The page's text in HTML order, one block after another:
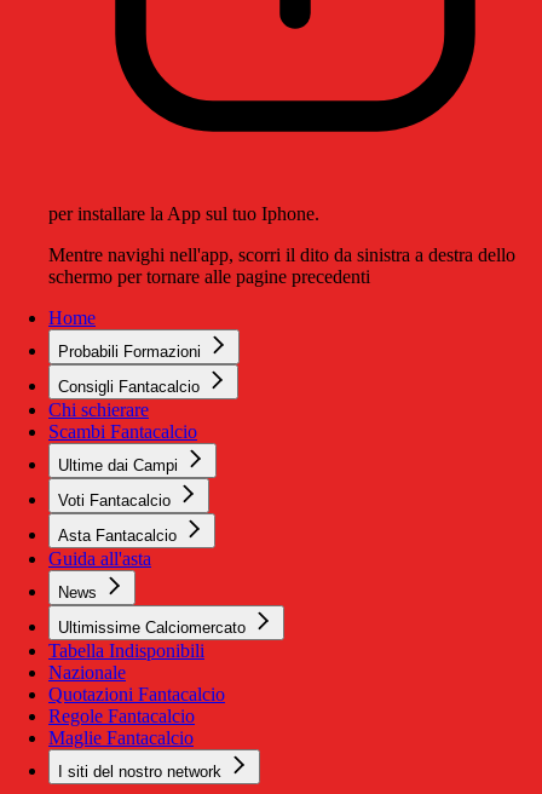
per installare la App sul tuo Iphone.
Mentre navighi nell'app, scorri il dito da sinistra a destra dello
schermo per tornare alle pagine precedenti
Home
Probabili Formazioni
Consigli Fantacalcio
Chi schierare
Scambi Fantacalcio
Ultime dai Campi
Voti Fantacalcio
Asta Fantacalcio
Guida all'asta
News
Ultimissime Calciomercato
Tabella Indisponibili
Nazionale
Quotazioni Fantacalcio
Regole Fantacalcio
Maglie Fantacalcio
I siti del nostro network